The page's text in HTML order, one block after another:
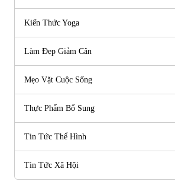
Kiến Thức Yoga
Làm Đẹp Giảm Cân
Mẹo Vặt Cuộc Sống
Thực Phẩm Bổ Sung
Tin Tức Thể Hình
Tin Tức Xã Hội